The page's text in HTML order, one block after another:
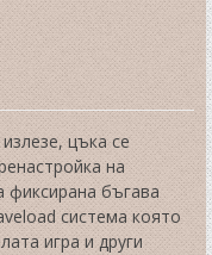
цъка се
на
фиксирана бъгава
система която
игра и други